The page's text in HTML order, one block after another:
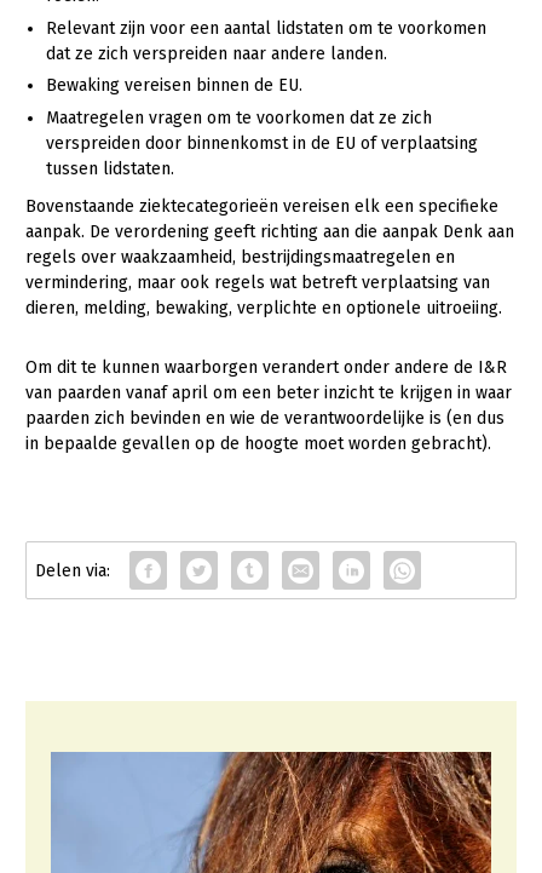
Relevant zijn voor een aantal lidstaten om te voorkomen
dat ze zich verspreiden naar andere landen.
Bewaking vereisen binnen de EU.
Maatregelen vragen om te voorkomen dat ze zich
verspreiden door binnenkomst in de EU of verplaatsing
tussen lidstaten.
Bovenstaande ziektecategorieën vereisen elk een specifieke
aanpak. De verordening geeft richting aan die aanpak Denk aan
regels over waakzaamheid, bestrijdingsmaatregelen en
vermindering, maar ook regels wat betreft verplaatsing van
dieren, melding, bewaking, verplichte en optionele uitroeiing.
Om dit te kunnen waarborgen verandert onder andere de I&R
van paarden vanaf april om een beter inzicht te krijgen in waar
paarden zich bevinden en wie de verantwoordelijke is (en dus
in bepaalde gevallen op de hoogte moet worden gebracht).